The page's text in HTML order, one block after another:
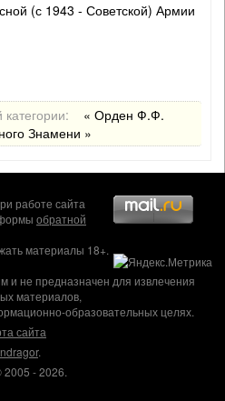
(с 1943 - Советской) Армии
« Орден Ф.Ф.
Знамени »
работе сайта
обратной
материалы 18+.
и не предназначен для извлечения
материалов,
образовательных целях.
сайта
.
- 2026.